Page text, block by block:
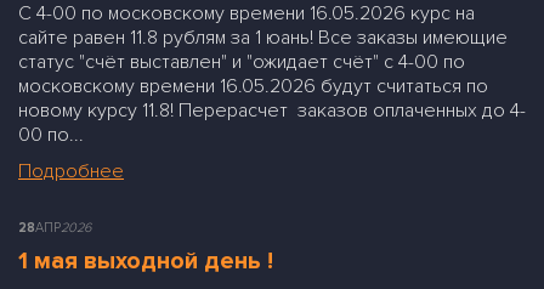
С 4-00 по московскому времени 16.05.2026 курс на
сайте равен 11.8 рублям за 1 юань! Все заказы имеющие
статус "счёт выставлен" и "ожидает счёт" с 4-00 по
московскому времени 16.05.2026 будут считаться по
новому курсу 11.8! Перерасчет заказов оплаченных до 4-
00 по...
Подробнее
28АПР2026
1 мая выходной день !